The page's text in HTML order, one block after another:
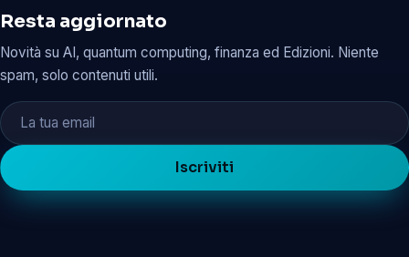
Resta aggiornato
Novità su AI, quantum computing, finanza ed Edizioni. Niente
spam, solo contenuti utili.
Iscriviti